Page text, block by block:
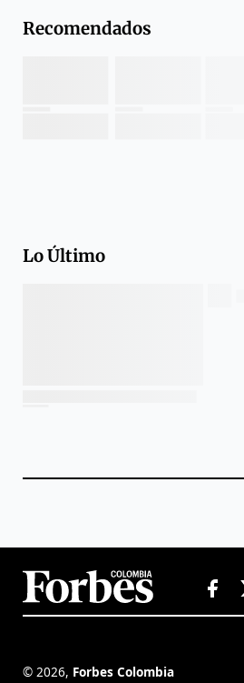
Recomendados
Lo Último
© 2026, Forbes Colombia